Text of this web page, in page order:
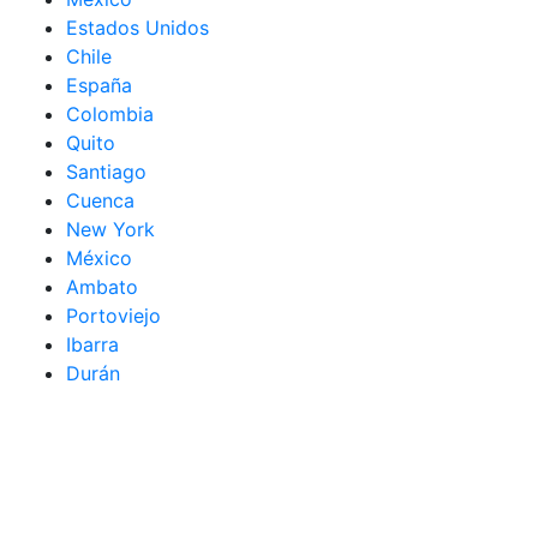
Estados Unidos
Chile
España
Colombia
Quito
Santiago
Cuenca
New York
México
Ambato
Portoviejo
Ibarra
Durán